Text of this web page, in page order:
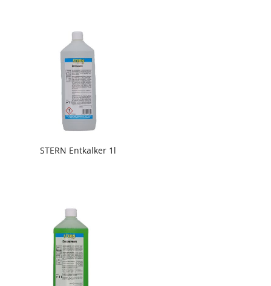
STERN Entkalker 1l